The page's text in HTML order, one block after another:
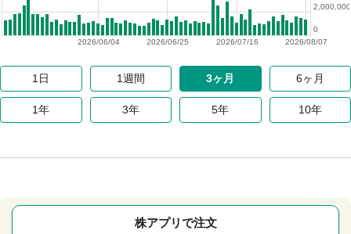
2026/08/07
2026/07/16
2026/06/25
2026/06/04
0
2,000,000
1日 1週間 3ヶ月 6ヶ月
1年 3年 5年 10年
株アプリで注文